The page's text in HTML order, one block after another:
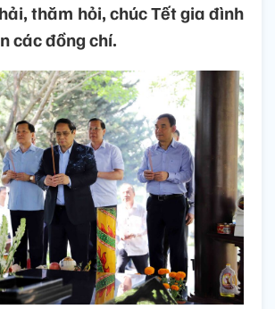
thăm hỏi, chúc Tết gia đình
các đồng chí.